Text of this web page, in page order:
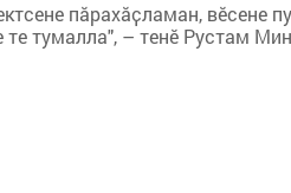
пӑрахӑҫламан, вӗсене
те тумалла", – тенӗ Рустам